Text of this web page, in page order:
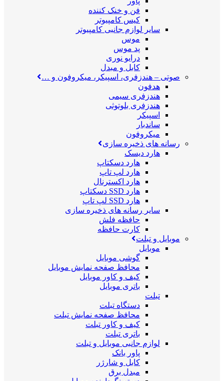
فن و خنک کننده
کیس کامپیوتر
سایر لوازم جانبی کامپیوتر
موس
پد موس
درایو نوری
کابل و مبدل
صوتی – هندزفری، اسپیکر، میکروفون و …
هدفون
هندزفری سیمی
هندزفری بلوتوثی
اسپیکر
ساندبار
میکروفون
رسانه های ذخیره سازی
هارد دیسک
هارد دسکتاپ
هارد لپ تاپ
هارد اکسترنال
هارد SSD دسکتاپ
هارد SSD لپ تاپ
سایر رسانه های ذخیره سازی
حافظه فلش
کارت حافظه
موبایل و تبلت
موبایل
گوشی موبایل
محافظ صفحه نمایش موبایل
کیف و کاور موبایل
باتری موبایل
تبلت
دستگاه تبلت
محافظ صفحه نمایش تبلت
کیف و کاور تبلت
باتری تبلت
لوازم جانبی موبایل و تبلت
پاور بانک
کابل و شارژر
مبدل برق